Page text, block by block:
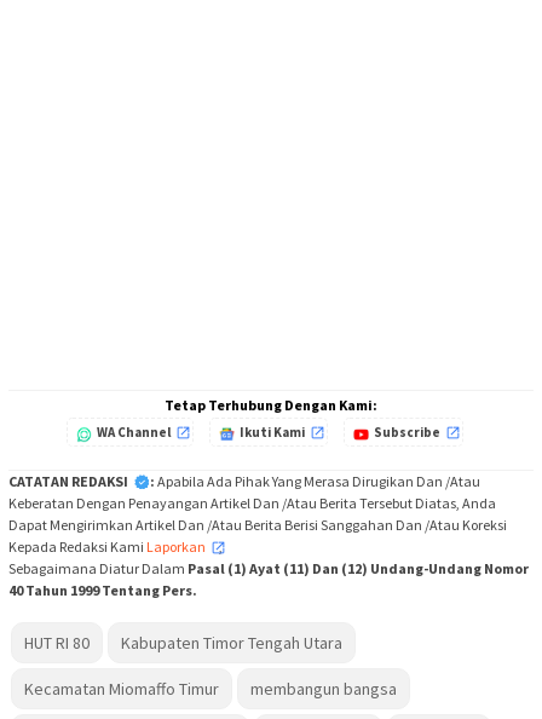
Tetap Terhubung Dengan Kami:
WA Channel Ikuti Kami Subscribe
CATATAN REDAKSI : Apabila Ada Pihak Yang Merasa Dirugikan Dan /Atau
Keberatan Dengan Penayangan Artikel Dan /Atau Berita Tersebut Diatas, Anda
Dapat Mengirimkan Artikel Dan /Atau Berita Berisi Sanggahan Dan /Atau Koreksi
Kepada Redaksi Kami Laporkan
,
Sebagaimana Diatur Dalam Pasal (1) Ayat (11) Dan (12) Undang-Undang Nomor
40 Tahun 1999 Tentang Pers.
HUT RI 80 Kabupaten Timor Tengah Utara
Kecamatan Miomaffo Timur membangun bangsa